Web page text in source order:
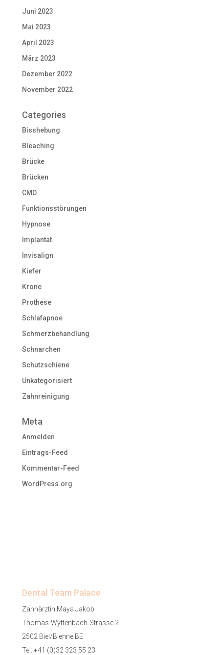
Juni 2023
Mai 2023
April 2023
März 2023
Dezember 2022
November 2022
Categories
Bisshebung
Bleaching
Brücke
Brücken
CMD
Funktionsstörungen
Hypnose
Implantat
Invisalign
Kiefer
Krone
Prothese
Schlafapnoe
Schmerzbehandlung
Schnarchen
Schutzschiene
Unkategorisiert
Zahnreinigung
Meta
Anmelden
Eintrags-Feed
Kommentar-Feed
WordPress.org
Dental Team Palace
Zahnärztin Maya Jakob
Thomas-Wyttenbach-Strasse 2
2502 Biel/Bienne BE
Tel: +41 (0)32 323 55 23